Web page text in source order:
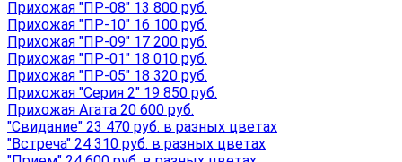
Прихожая "ПР-08" 13 800 руб.
Прихожая "ПР-10" 16 100 руб.
Прихожая "ПР-09" 17 200 руб.
Прихожая "ПР-01" 18 010 руб.
Прихожая "ПР-05" 18 320 руб.
Прихожая "Серия 2" 19 850 руб.
Прихожая Агата 20 600 руб.
"Свидание" 23 470 руб. в разных цветах
"Встреча" 24 310 руб. в разных цветах